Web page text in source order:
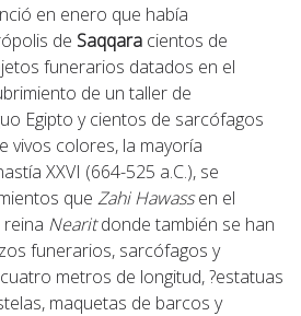
en enero que había
de Saqqara cientos de
funerarios datados en el
de un taller de
Egipto y cientos de sarcófagos
vivos colores, la mayoría
XXVI (664-525 a.C.), se
que Zahi Hawassen el
Nearitdonde también se han
funerarios, sarcófagos y
metros de longitud, ?estatuas
maquetas de barcos y